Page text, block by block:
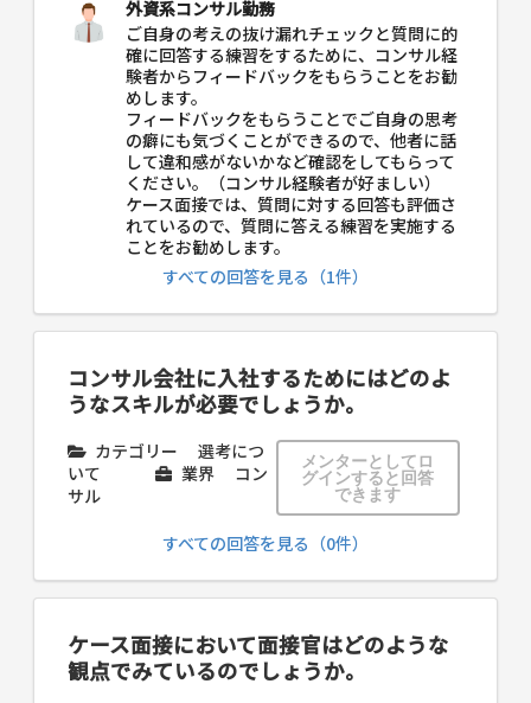
外資系コンサル勤務
ご自身の考えの抜け漏れチェックと質問に的
確に回答する練習をするために、コンサル経
験者からフィードバックをもらうことをお勧
めします。
フィードバックをもらうことでご自身の思考
の癖にも気づくことができるので、他者に話
して違和感がないかなど確認をしてもらって
ください。（コンサル経験者が好ましい）
ケース面接では、質問に対する回答も評価さ
れているので、質問に答える練習を実施する
ことをお勧めします。
すべての回答を見る（1件）
コンサル会社に入社するためにはどのよ
うなスキルが必要でしょうか。
カテゴリー
選考につ
いて
業界
コン
サル
メンターとしてロ
グインすると回答
できます
すべての回答を見る（0件）
ケース面接において面接官はどのような
観点でみているのでしょうか。